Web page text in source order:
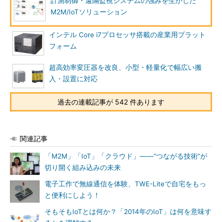
M2M/IoTソリューション
インテル Core i7プロセッサ搭載の産業用プラット
フォーム
超高効率変圧器を改良、小型・軽量化で幅広い搬
入・設置に対応
過去の連載記事が 542 件あります
関連記事
「M2M」「IoT」「クラウド」――“つながる技術”が
切り開く組み込みの未来
電子工作で無線通信を体験、TWE-Liteで自宅をもっ
と便利にしよう！
そもそもIoTとは何か？「2014年のIoT」は何を意味す